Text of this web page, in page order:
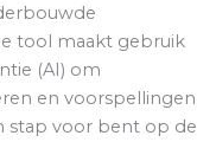
tool maakt gebruik
(AI) om
en voorspellingen
stap voor bent op de